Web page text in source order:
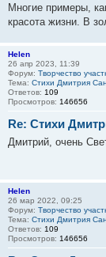
Многие примеры,
красота жизни. В
Helen
26 апр 2023, 11:39
Форум: Творчество
Тема: Стихи Дмитрия
Ответов: 109
Просмотров: 146656
Re: Стихи
Дмитрий, очень
Helen
26 мар 2022, 09:25
Форум: Творчество
Тема: Стихи Дмитрия
Ответов: 109
Просмотров: 146656